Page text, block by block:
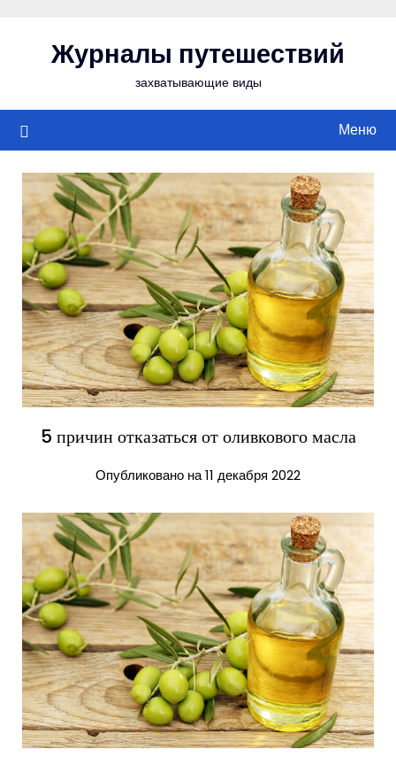
содержимомуЖурналы путешествий
захватывающие виды
Меню
5 причин отказаться от оливкового масла
Опубликовано на 11 декабря 2022